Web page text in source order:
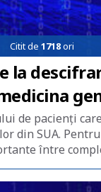
Citit de 1718ori
la
de pacienți
din SUA.
între